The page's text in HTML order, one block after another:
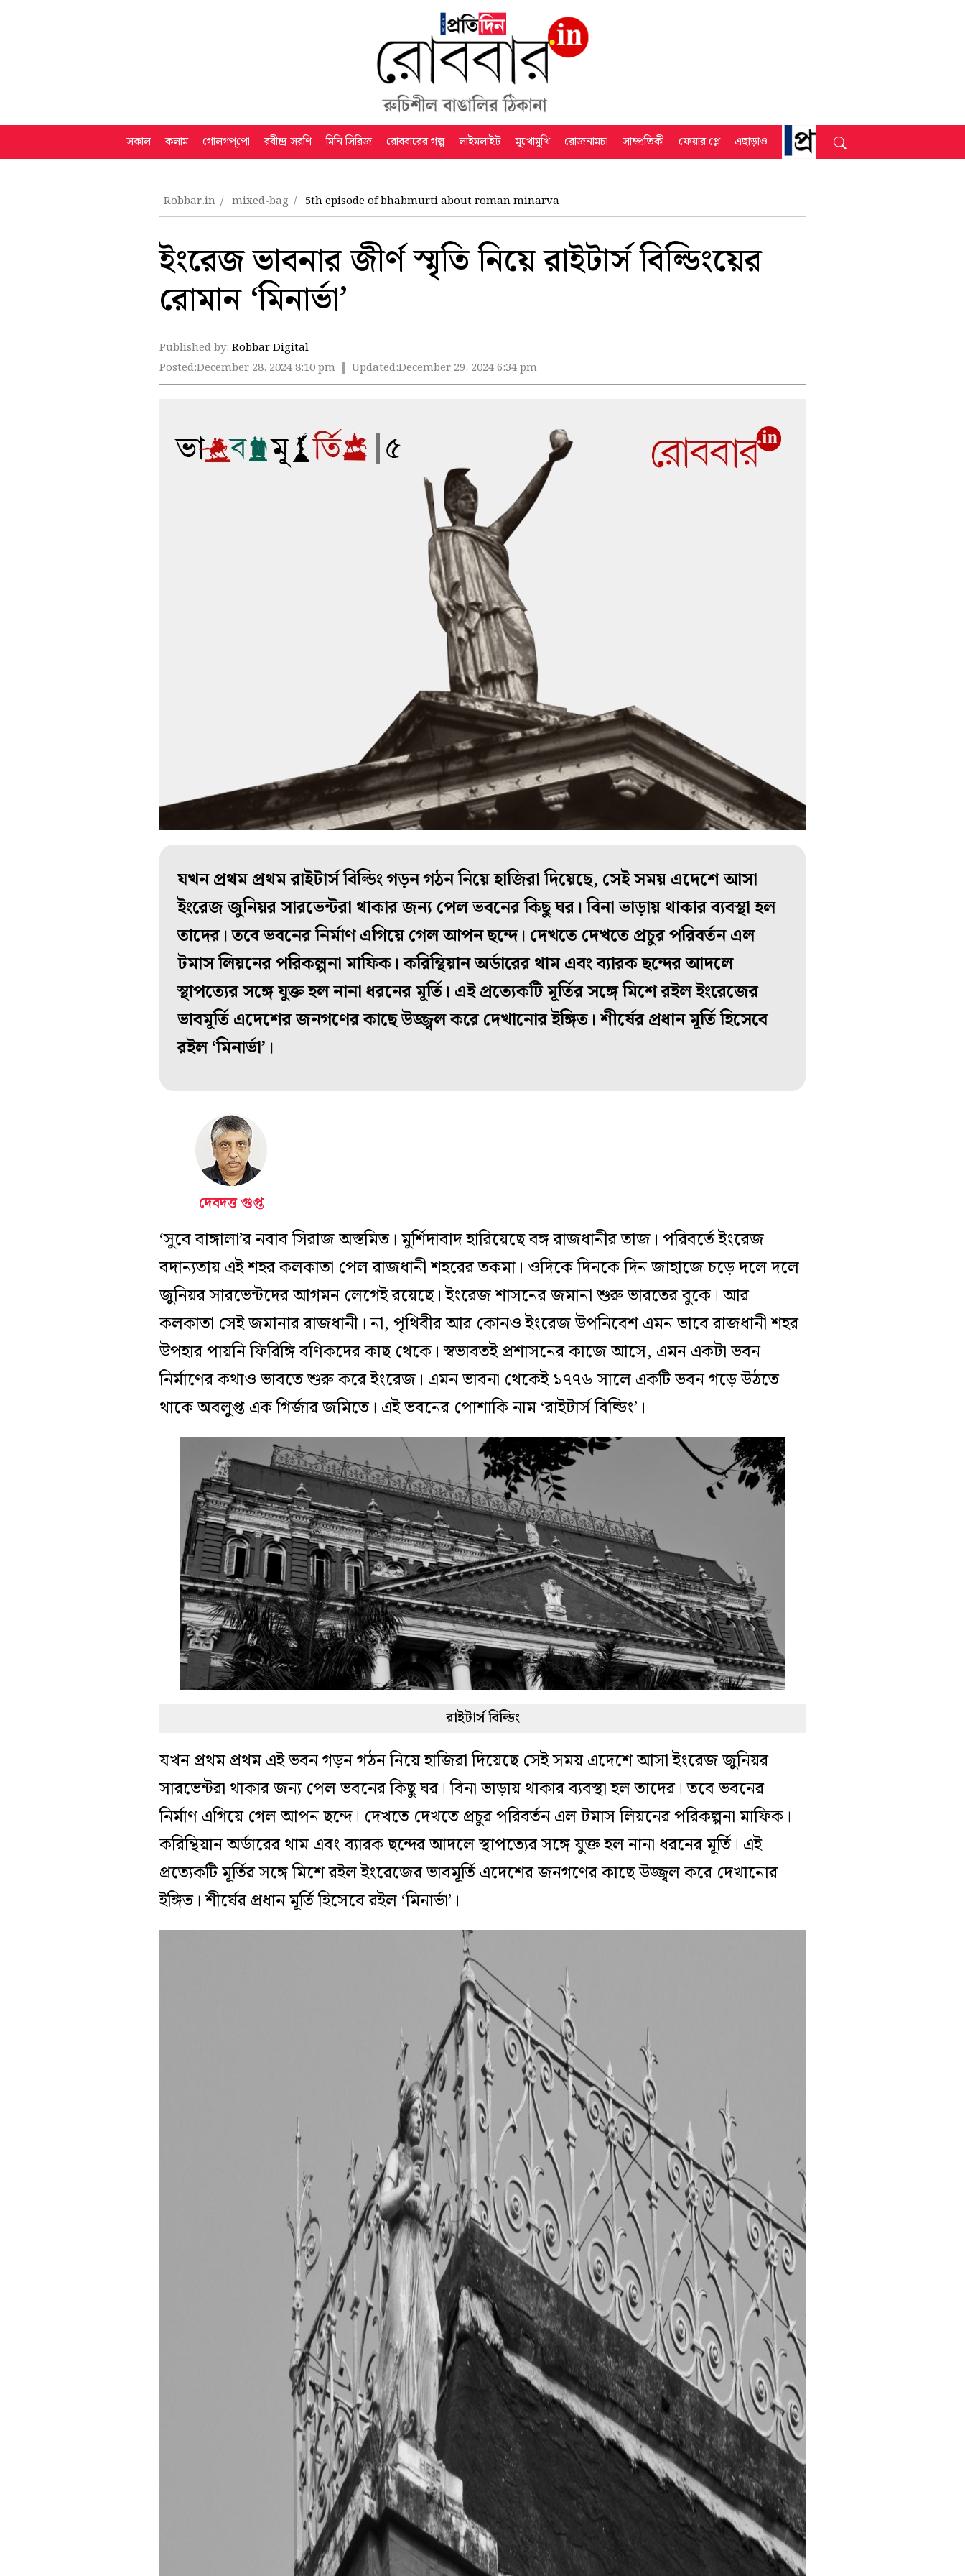
সকাল কলাম গোলগপ্‌পো রবীন্দ্র সরণি মিনি সিরিজ রোববারের গল্প লাইমলাইট মুখোমুখি রোজনামচা সাম্প্রতিকী ফেয়ার প্লে এছাড়াও
Robbar.in mixed-bag 5th episode of bhabmurti about roman minarva
ইংরেজ ভাবনার জীর্ণ স্মৃতি নিয়ে রাইটার্স বিল্ডিংয়ের
রোমান ‘মিনার্ভা’
Published by: Robbar Digital
Posted:December 28, 2024 8:10 pm Updated:December 29, 2024 6:34 pm
যখন প্রথম প্রথম রাইটার্স বিল্ডিং গড়ন গঠন নিয়ে হাজিরা দিয়েছে, সেই সময় এদেশে আসা
ইংরেজ জুনিয়র সারভেন্টরা থাকার জন্য পেল ভবনের কিছু ঘর। বিনা ভাড়ায় থাকার ব্যবস্থা হল
তাদের। তবে ভবনের নির্মাণ এগিয়ে গেল আপন ছন্দে। দেখতে দেখতে প্রচুর পরিবর্তন এল
টমাস লিয়নের পরিকল্পনা মাফিক। করিন্থিয়ান অর্ডারের থাম এবং ব্যারক ছন্দের আদলে
স্থাপত্যের সঙ্গে যুক্ত হল নানা ধরনের মূর্তি। এই প্রত্যেকটি মূর্তির সঙ্গে মিশে রইল ইংরেজের
ভাবমূর্তি এদেশের জনগণের কাছে উজ্জ্বল করে দেখানোর ইঙ্গিত। শীর্ষের প্রধান মূর্তি হিসেবে
রইল ‘মিনার্ভা’।
দেবদত্ত গুপ্ত
‘সুবে বাঙ্গালা’র নবাব সিরাজ অস্তমিত। মুর্শিদাবাদ হারিয়েছে বঙ্গ রাজধানীর তাজ। পরিবর্তে ইংরেজ
বদান্যতায় এই শহর কলকাতা পেল রাজধানী শহরের তকমা। ওদিকে দিনকে দিন জাহাজে চড়ে দলে দলে
জুনিয়র সারভেন্টদের আগমন লেগেই রয়েছে। ইংরেজ শাসনের জমানা শুরু ভারতের বুকে। আর
কলকাতা সেই জমানার রাজধানী। না, পৃথিবীর আর কোনও ইংরেজ উপনিবেশ এমন ভাবে রাজধানী শহর
উপহার পায়নি ফিরিঙ্গি বণিকদের কাছ থেকে। স্বভাবতই প্রশাসনের কাজে আসে, এমন একটা ভবন
নির্মাণের কথাও ভাবতে শুরু করে ইংরেজ। এমন ভাবনা থেকেই ১৭৭৬ সালে একটি ভবন গড়ে উঠতে
থাকে অবলুপ্ত এক গির্জার জমিতে। এই ভবনের পোশাকি নাম ‘রাইটার্স বিল্ডিং’।
রাইটার্স বিল্ডিং
যখন প্রথম প্রথম এই ভবন গড়ন গঠন নিয়ে হাজিরা দিয়েছে সেই সময় এদেশে আসা ইংরেজ জুনিয়র
সারভেন্টরা থাকার জন্য পেল ভবনের কিছু ঘর। বিনা ভাড়ায় থাকার ব্যবস্থা হল তাদের। তবে ভবনের
নির্মাণ এগিয়ে গেল আপন ছন্দে। দেখতে দেখতে প্রচুর পরিবর্তন এল টমাস লিয়নের পরিকল্পনা মাফিক।
করিন্থিয়ান অর্ডারের থাম এবং ব্যারক ছন্দের আদলে স্থাপত্যের সঙ্গে যুক্ত হল নানা ধরনের মূর্তি। এই
প্রত্যেকটি মূর্তির সঙ্গে মিশে রইল ইংরেজের ভাবমূর্তি এদেশের জনগণের কাছে উজ্জ্বল করে দেখানোর
ইঙ্গিত। শীর্ষের প্রধান মূর্তি হিসেবে রইল ‘মিনার্ভা’।